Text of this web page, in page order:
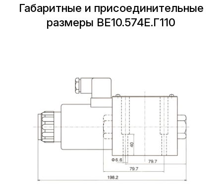
Габаритные и присоединительные
размеры ВЕ10.574Е.Г110